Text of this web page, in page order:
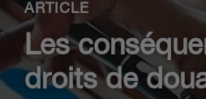
ARTICLE
Les
droits de